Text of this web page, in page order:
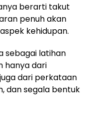
berarti takut
penuh akan
kehidupan.
sebagai latihan
hanya dari
dari perkataan
dan segala bentuk